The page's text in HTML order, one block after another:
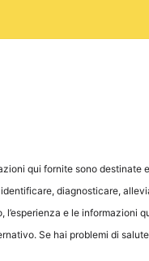
qui for­ni­te sono desti­na­te
dia­gno­sti­ca­re,
l’e­s­pe­ri­en­za e le infor­ma­zio­ni
Se hai pro­ble­mi di